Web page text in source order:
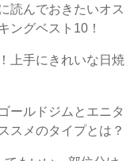
読んでおきたいオス
ングベスト10！
上手にきれいな日焼
ールドジムとエニタ
スメのタイプとは？